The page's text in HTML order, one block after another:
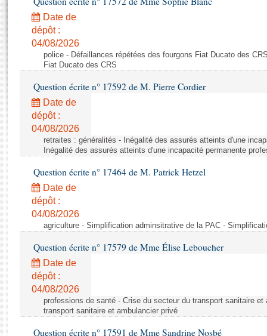
Propositions de loi
Amendements
Textes adoptés
Rapports législatifs
Rapports sur l'application des lois
Baromètre de l’application des lois
Dossiers législatifs
Budget et sécurité sociale
Questions écrites et orales
Comptes rendus des débats
Histoire
Juniors
Anciennes législatures
Contacts et plan d'accès
Photos libres de droit
Date de
dépôt :
04/08/2026
police - Défaillances répétées des fourgons Fiat Ducato des
Fiat Ducato des CRS
Question écrite n° 17592 de M. Pierre Cordier
Date de
dépôt :
04/08/2026
retraites : généralités - Inégalité des assurés atteints d'une
Inégalité des assurés atteints d'une incapacité permanente
Question écrite n° 17464 de M. Patrick Hetzel
Date de
dépôt :
04/08/2026
agriculture - Simplification adminsitrative de la PAC -
Question écrite n° 17579 de Mme Élise Leboucher
Date de
dépôt :
04/08/2026
professions de santé - Crise du secteur du transport sanitaire
transport sanitaire et ambulancier privé
Question écrite n° 17591 de Mme Sandrine Nosbé